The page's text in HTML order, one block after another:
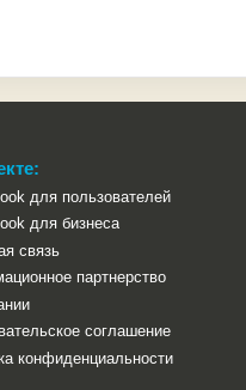
для пользователей
для бизнеса
связь
партнерство
соглашение
конфиденциальности